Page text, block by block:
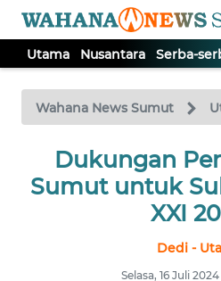
Utama Nusantara Serba-
Wahana News Sumut
Dukungan
Sumut untuk
XXI
Dedi -
Selasa, 16 Juli
TV
Tutup
UTAMA